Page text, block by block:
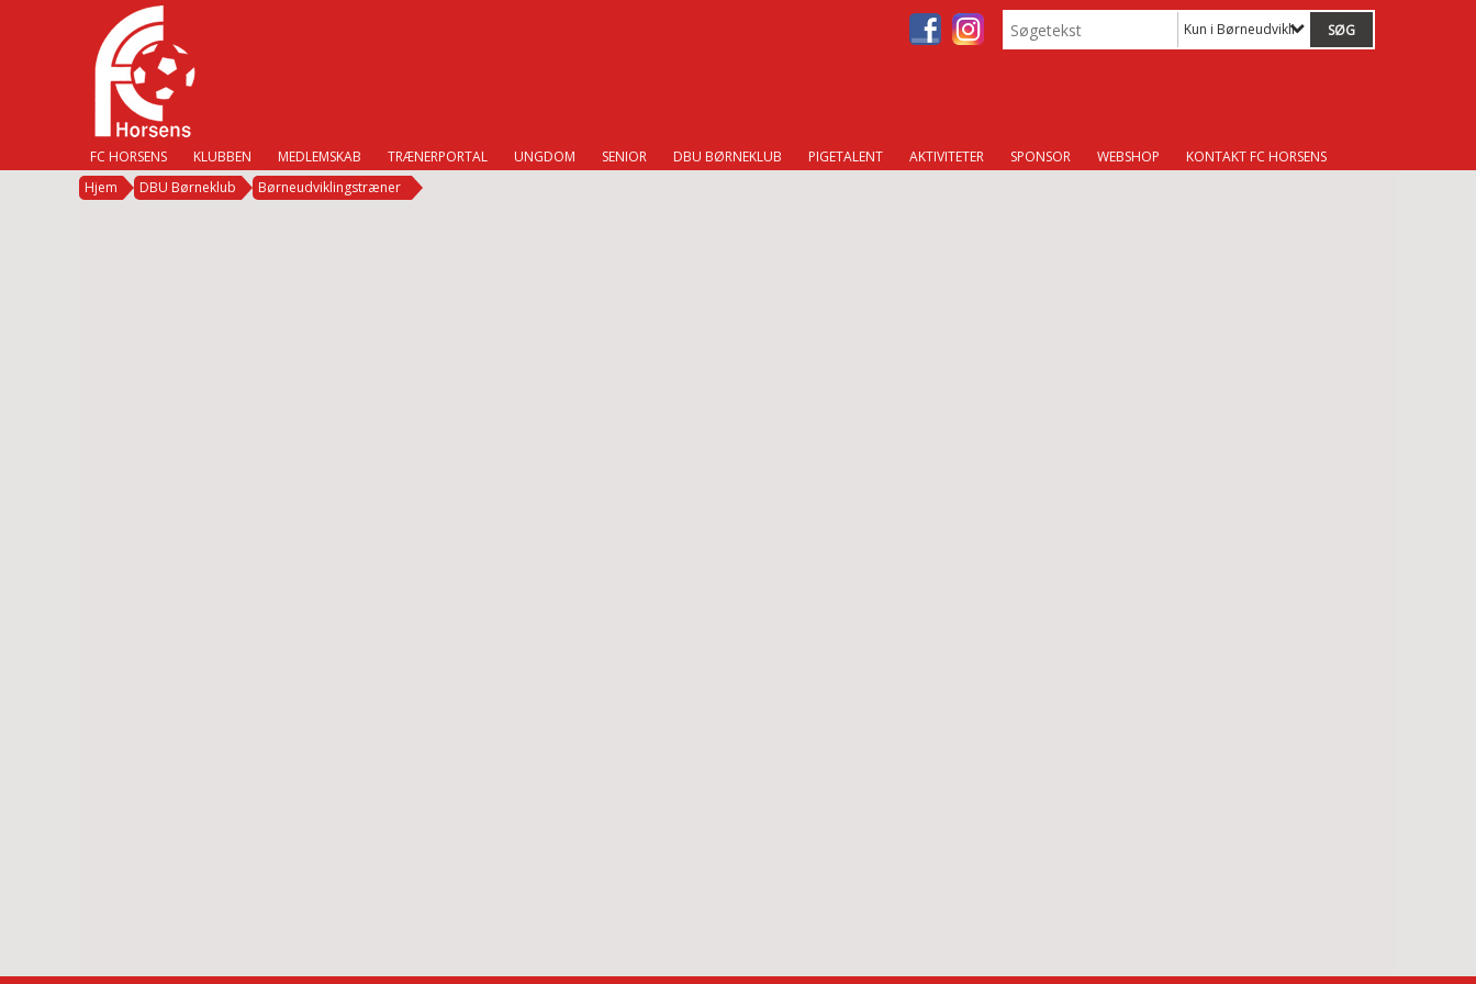
Kun i Børneudviklingstræner
FC HORSENS KLUBBEN MEDLEMSKAB TRÆNERPORTAL UNGDOM SENIOR DBU BØRNEKLUB PIGETALENT AKTIVITETER SPONSOR WEBSHOP
KONTAKT FC HORSENS
Hjem
DBU Børneklub Børneudviklingstræner